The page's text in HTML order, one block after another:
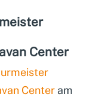
Center
Center am